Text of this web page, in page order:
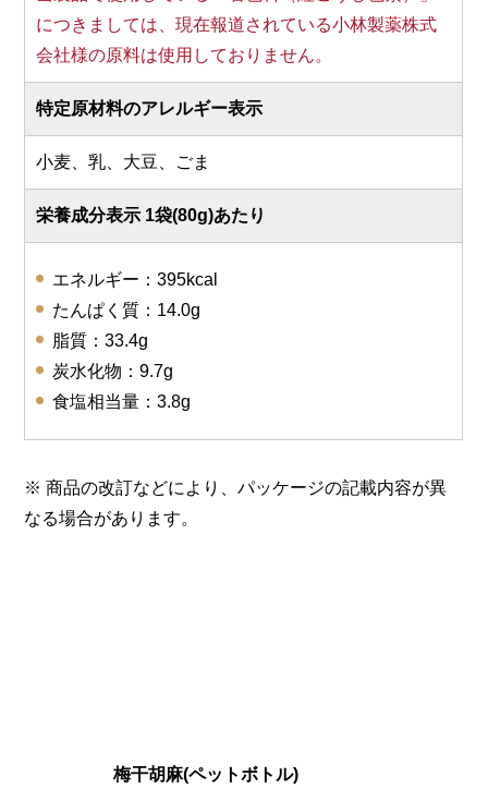
につきましては、現在報道されている小林製薬株式
会社様の原料は使用しておりません。
特定原材料のアレルギー表示
小麦、乳、大豆、ごま
栄養成分表示 1袋(80g)あたり
エネルギー：395kcal
たんぱく質：14.0g
脂質：33.4g
炭水化物：9.7g
食塩相当量：3.8g
※ 商品の改訂などにより、パッケージの記載内容が異
なる場合があります。